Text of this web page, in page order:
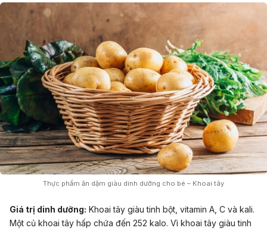
Thực phẩm ăn dặm giàu dinh dưỡng cho bé – Khoai tây
Giá trị dinh dưỡng: Khoai tây giàu tinh bột, vitamin A, C và kali.
Một củ khoai tây hấp chứa đến 252 kalo. Vì khoai tây giàu tinh